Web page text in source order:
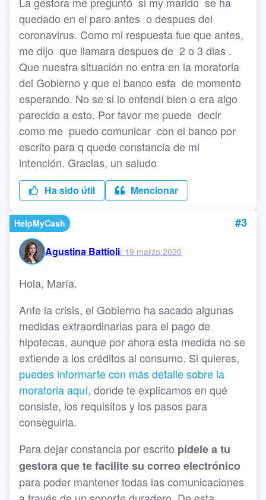
quedado en el paro antes o despues del
coronavirus. Como mi respuesta fue que antes,
me dijo que llamara despues de 2 o 3 dias .
Que nuestra situación no entra en la moratoria
del Gobierno y que el banco esta de momento
esperando. No se si lo entendí bien o era algo
parecido a esto. Por favor me puede decir
como me puedo comunicar con el banco por
escrito para q quede constancia de mi
intención. Gracias, un saludo
Ha sido útil Mencionar
HelpMyCash #3
Agustina Battioli/ 19 marzo 2020
Hola, María.
Ante la crisis, el Gobierno ha sacado algunas
medidas extraordinarias para el pago de
hipotecas, aunque por ahora esta medida no se
extiende a los créditos al consumo. Si quieres,
puedes informarte con más detalle sobre la
moratoria aquí, donde te explicamos en qué
consiste, los requisitos y los pasos para
conseguirla.
Para dejar constancia por escrito pídele a tu
gestora que te facilite su correo electrónico
para poder mantener todas las comunicaciones